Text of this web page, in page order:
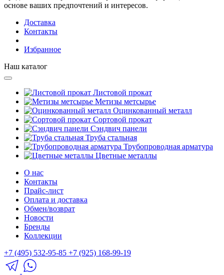
основе ваших предпочтений и интересов.
Доставка
Контакты
Избранное
Наш каталог
Листовой прокат
Метизы метсырье
Оцинкованный металл
Сортовой прокат
Сэндвич панели
Труба стальная
Трубопроводная арматура
Цветные металлы
О нас
Контакты
Прайс-лист
Оплата и доставка
Обмен/возврат
Новости
Бренды
Коллекции
+7 (495) 532-95-85 +7 (925) 168-99-19